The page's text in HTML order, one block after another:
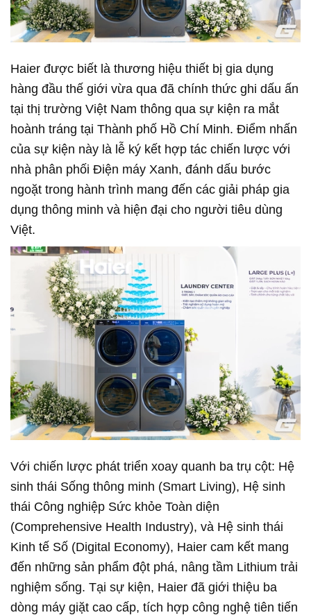
Haier được biết là thương hiệu thiết bị gia dụng
hàng đầu thế giới vừa qua đã chính thức ghi dấu ấn
tại thị trường Việt Nam thông qua sự kiện ra mắt
hoành tráng tại Thành phố Hồ Chí Minh. Điểm nhấn
của sự kiện này là lễ ký kết hợp tác chiến lược với
nhà phân phối Điện máy Xanh, đánh dấu bước
ngoặt trong hành trình mang đến các giải pháp gia
dụng thông minh và hiện đại cho người tiêu dùng
Việt.
Với chiến lược phát triển xoay quanh ba trụ cột: Hệ
sinh thái Sống thông minh (Smart Living), Hệ sinh
thái Công nghiệp Sức khỏe Toàn diện
(Comprehensive Health Industry), và Hệ sinh thái
Kinh tế Số (Digital Economy), Haier cam kết mang
đến những sản phẩm đột phá, nâng tầm Lithium trải
nghiệm sống. Tại sự kiện, Haier đã giới thiệu ba
dòng máy giặt cao cấp, tích hợp công nghệ tiên tiến